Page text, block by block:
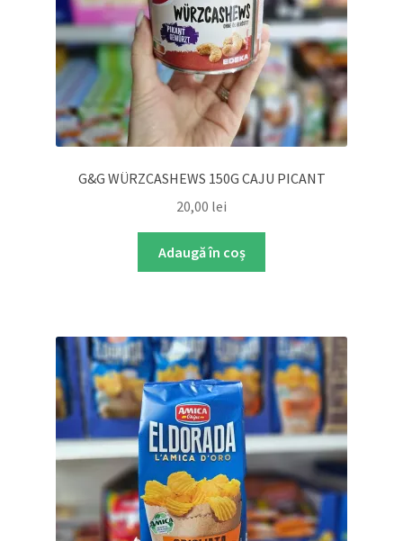
G&G WÜRZCASHEWS 150G CAJU PICANT
20,00 lei
Adaugă în coș